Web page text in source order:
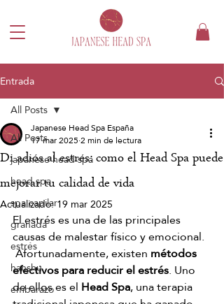
Entrada
All Posts
japanese head spa
head spa
spa capilar
granada
estrés
hanshu
embarazo
All Posts
Di adiós al estrés: como el Head Spa puede
mejorar tu calidad de vida
Japanese Head Spa España
17 mar 20252 min de lectura
Actualizado:19 mar 2025
El estrés es una de las principales
causas de malestar físico y emocional.
Afortunadamente, existen métodos
efectivos para reducir el estrés. Uno
de ellos es el Head Spa, una terapia